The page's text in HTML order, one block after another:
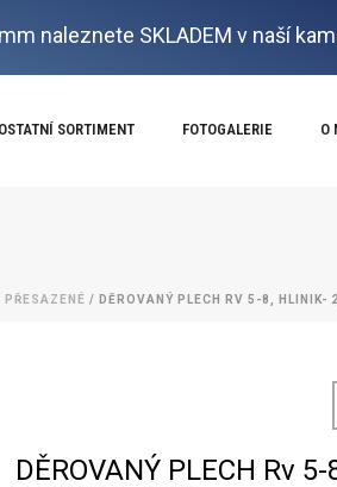
naleznete SKLADEM v naší
OSTATNÍ SORTIMENT FOTOGALERIE O
PŘESAZENÉ / DĚROVANÝ PLECH RV 5-8, HLINIK-
DĚROVANÝ PLECH Rv 5-